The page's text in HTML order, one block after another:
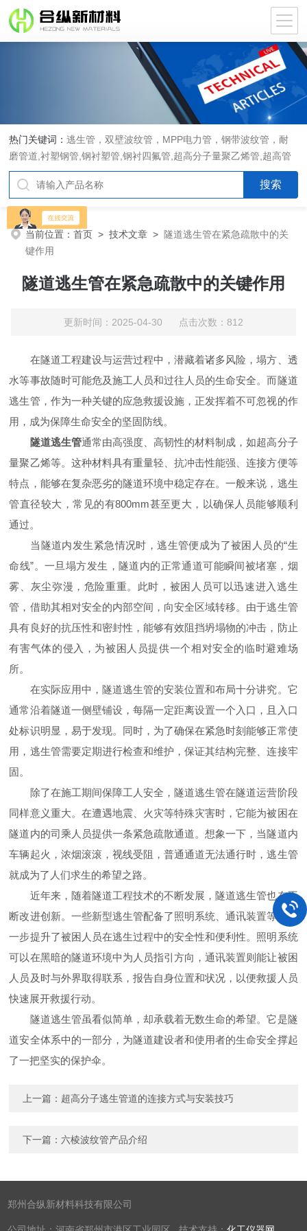
热门关键词：逃生管，双壁波纹管，MPP电力管，钢带波纹管，耐
磨管道,衬塑钢管,钢衬塑管,钢衬四氟管,超高分子量聚乙烯管,超高管
当前位置：首页 >技术文章 > 隧道逃生管在紧急疏散中的关
键作用
隧道逃生管在紧急疏散中的关键作用
更新时间：2025-04-30 点击次数：812
在隧道工程建设与运营过程中，潜藏着诸多风险，塌方、透
水等事故随时可能危及施工人员和过往人员的生命安全。而隧道
逃生管，作为一种关键的应急救援设施，正发挥着不可忽视的作
用，成为保障生命安全的坚固防线。
隧道逃生管通常由高强度、高韧性的材料制成，如超高分子
量聚乙烯等。这种材料具有重量轻、抗冲击性能强、连接方便等
特点，能够在复杂恶劣的隧道环境中稳定存在。一般来说，逃生
管直径较大，常见的有800mm甚至更大，以确保人员能够顺利
通过。
当隧道内发生紧急情况时，逃生管便成为了被困人员的“生
命线”。一旦塌方发生，隧道内的正常通道可能瞬间被堵塞，烟
雾、灰尘弥漫，危险重重。此时，被困人员可以迅速进入逃生
管，借助其相对安全的内部空间，向安全区域转移。由于逃生管
具有良好的抗压性和密封性，能够有效阻挡坍塌物的冲击，防止
有害气体的侵入，为被困人员提供一个相对安全的临时避难场
所。
在实际应用中，隧道逃生管的安装位置和布局十分讲究。它
通常沿着隧道一侧壁铺设，每隔一定距离设置一个入口，且入口
处标识明显，易于发现。同时，为了确保在紧急时刻能够正常使
用，逃生管需要定期进行检查和维护，保证其结构完整、连接牢
固。
除了在施工期间保障工人安全，隧道逃生管在隧道运营阶段
同样意义重大。在遭遇地震、火灾等特殊灾害时，它能为被困在
隧道内的司乘人员提供一条紧急疏散通道。想象一下，当隧道内
车辆起火，浓烟滚滚，视线受阻，普通通道无法通行时，逃生管
就成为了人们求生的希望之路。
近年来，随着隧道工程技术的不断发展，隧道逃生管也在不
断改进创新。一些新型逃生管配备了照明系统、通讯装置等，进
一步提升了被困人员在逃生过程中的安全性和便利性。照明系统
可以在黑暗的隧道环境中为人员指引方向，通讯装置则能让被困
人员及时与外界取得联系，报告自身位置和状况，以便救援人员
快速展开救援行动。
隧道逃生管虽看似简单，却承载着无数生命的希望。它是隧
道安全体系中的一部分，为隧道建设者和使用者的生命安全撑起
了一把坚实的保护伞。
上一篇： 超高分子逃生管道的连接方式与安装技巧
下一篇：六棱波纹管产品介绍
郑州合纵新材料科技有限公司